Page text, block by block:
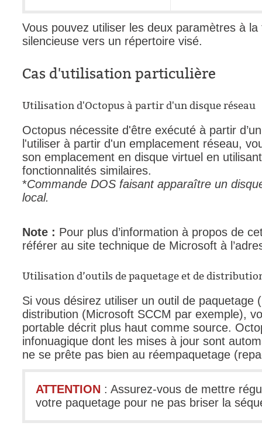
Vous pouvez utiliser les deux paramètres à
silencieuse vers un répertoire visé.
Cas d'utilisation particulière
Utilisation d'Octopus à partir d'un disque réseau
Octopus nécessite d'être exécuté à partir
l'utiliser à partir d'un emplacement réseau,
son emplacement en disque virtuel en
fonctionnalités similaires.
*Commande DOS faisant apparaître un
local.
Note : Pour plus d’information à propos de
référer au site technique de Microsoft à
Utilisation d’outils de paquetage et de
Si vous désirez utiliser un outil de paquetage
distribution (Microsoft SCCM par exemple),
portable décrit plus haut comme source.
infonuagique dont les mises à jour sont
ne se prête pas bien au réempaquetage
ATTENTION : Assurez-vous de mettre
votre paquetage pour ne pas briser la